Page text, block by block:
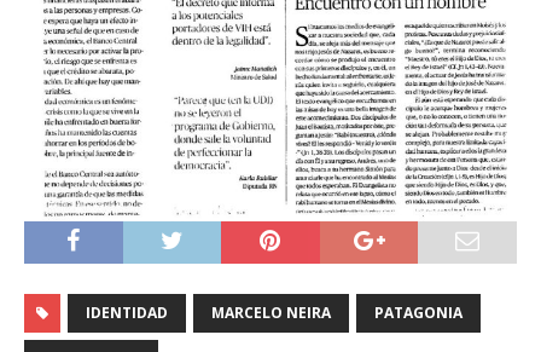
IDENTIDAD MARCELO NEIRA PATAGONIA